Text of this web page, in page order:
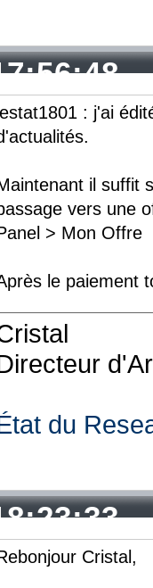
lestat1801 : j'ai
il suffit
vers une
> Mon Offre
le paiement
du
Cristal,